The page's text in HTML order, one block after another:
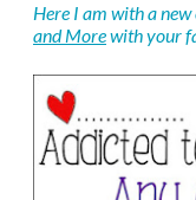
Here I am with a
and Morewith your